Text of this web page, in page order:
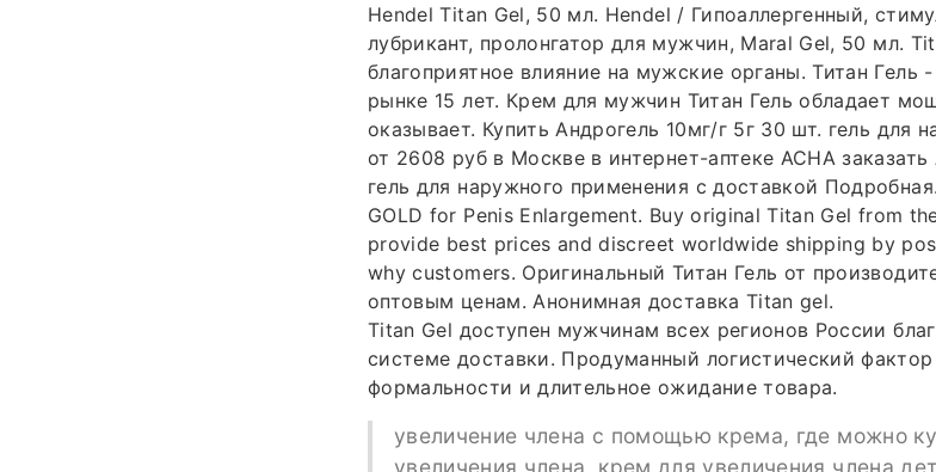
Hendel Titan Gel, 50 мл. Hendel / Гипоаллергенный,
лубрикант, пролонгатор для мужчин, Maral Gel, 50 мл.
благоприятное влияние на мужские органы. Титан
рынке 15 лет. Крем для мужчин Титан Гель обладает
оказывает. Купить Андрогель 10мг/г 5г 30 шт. гель для
от 2608 руб в Москве в интернет-аптеке АСНА заказать
гель для наружного применения с доставкой
GOLD for Penis Enlargement. Buy original Titan Gel from
provide best prices and discreet worldwide shipping by
why customers. Оригинальный Титан Гель от
оптовым ценам. Анонимная доставка Titan gel.
Titan Gel доступен мужчинам всех регионов России
системе доставки. Продуманный логистический
формальности и длительное ожидание товара.
увеличение члена с помощью крема, где можно
увеличения члена, крем для увеличения члена